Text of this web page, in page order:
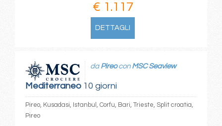
€ 1.117
DETTAGLI
Mediterraneo10 giorni
da Pireocon MSC Seaview
Pireo, Kusadasi, Istanbul, Corfu, Bari, Trieste, Split croatia,
Pireo